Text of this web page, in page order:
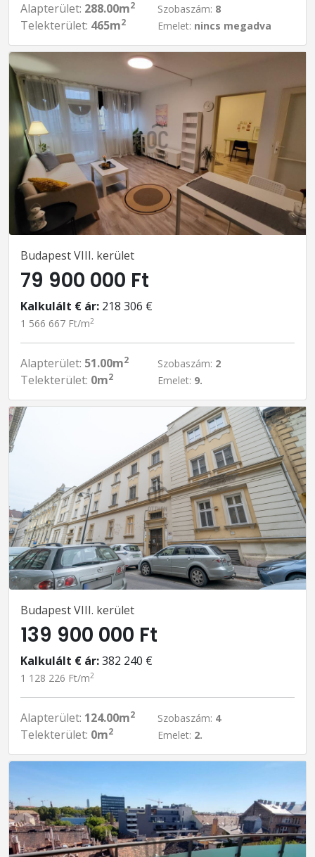
Alapterület: 288.00m2
Telekterület: 465m2
Szobaszám: 8
Emelet: nincs megadva
Budapest VIII. kerület
79 900 000 Ft
Kalkulált € ár: 218 306 €
1 566 667 Ft/m2
Alapterület: 51.00m2
Telekterület: 0m2
Szobaszám: 2
Emelet: 9.
Budapest VIII. kerület
139 900 000 Ft
Kalkulált € ár:382 240 €
1 128 226 Ft/m2
Alapterület: 124.00m2
Telekterület: 0m2
Szobaszám: 4
Emelet: 2.